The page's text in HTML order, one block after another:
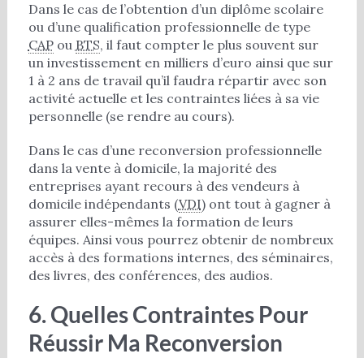
Dans le cas de l’obtention d’un diplôme scolaire
ou d’une qualification professionnelle de type
CAPou BTS, il faut compter le plus souvent sur
un investissement en milliers d’euro ainsi que sur
1 à 2 ans de travail qu’il faudra répartir avec son
activité actuelle et les contraintes liées à sa vie
personnelle (se rendre au cours).
Dans le cas d’une reconversion professionnelle
dans la vente à domicile, la majorité des
entreprises ayant recours à des vendeurs à
domicile indépendants (VDI) ont tout à gagner à
assurer elles-mêmes la formation de leurs
équipes. Ainsi vous pourrez obtenir de nombreux
accès à des formations internes, des séminaires,
des livres, des conférences, des audios.
6. Quelles Contraintes Pour
Réussir Ma Reconversion